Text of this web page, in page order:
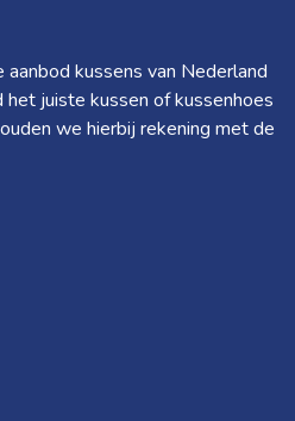
kussens van Nederland
juiste kussen of kussenhoes
we hierbij rekening met de